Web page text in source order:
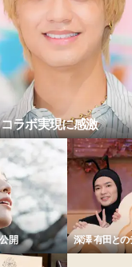
ラボ実現に感激
開 深澤 有田と